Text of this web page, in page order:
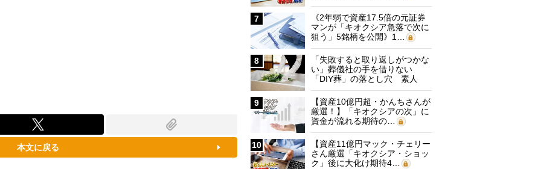
本文に戻る
7
《2年弱で資産17.5倍の元証券
マンが「キオクシア急落で次に
狙う」5銘柄を公開》1…
8
「失敗すると取り返しがつかな
い」葬儀社の手を借りない
「DIY葬」の落とし穴 素人
に…
9
【資産10億円超・かんちさんが
厳選！】「キオクシアの次」に
資金が流れる期待の…
10
【資産11億円マック・チェリー
さん厳選「キオクシア・ショッ
ク」後に大化け期待4…